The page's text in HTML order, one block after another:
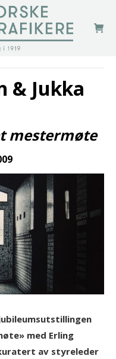
& Jukka
mestermøte
med Erling
av styreleder